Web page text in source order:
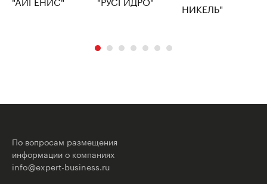
По вопросам размещения
информации о компаниях
info@expert-business.ru